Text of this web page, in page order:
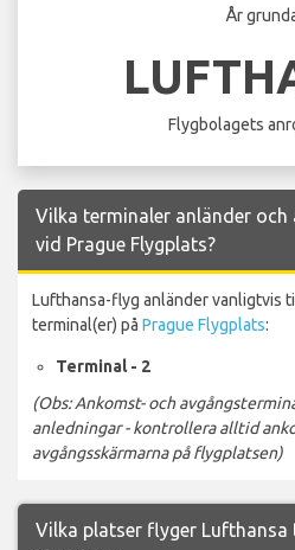
År
Flygbolagets
Vilka terminaler anländer
vid Prague Flygplats?
Lufthansa-flyg anländer vanligtvis
terminal(er) på Prague Flygplats:
Terminal - 2
(Obs: Ankomst- och
anledningar - kontrollera alltid
avgångsskärmarna på flygplatsen)
Vilka platser flyger Lufthansa